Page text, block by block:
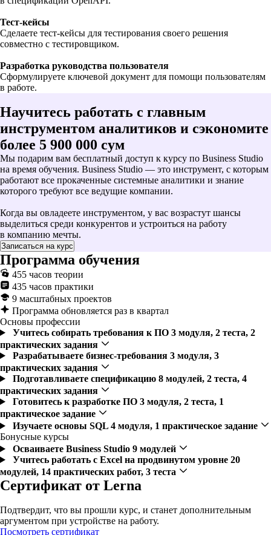
Тест-кейсы
Сделаете тест-кейсы для тестирования своего решения
совместно с тестировщиком.
Разработка руководства пользователя
Сформулируете ключевой документ для помощи пользователям
в работе.
Научитесь работать с главным
инструментом аналитиков и сэкономите
более 5 900 000 сум
Мы подарим вам бесплатный доступ к курсу по Business Studio
на время обучения. Business Studio — это инструмент, с которым
работают все прокаченные системные аналитики и знание
которого требуют все ведущие компании.
Когда вы овладеете инструментом, у вас возрастут шансы
выделиться среди конкурентов и устроиться на работу
в компанию мечты.
Записаться на курс
Программа обучения
455 часов теории
435 часов практики
9 масштабных проектов
Программа обновляется раз в квартал
Основы профессии
Учитесь собирать требования к ПО 3 модуля, 2 теста, 2
практических задания
Разрабатываете бизнес-требования 3 модуля, 3
практических задания
Подготавливаете спецификацию 8 модулей, 2 теста, 4
практических задания
Готовитесь к разработке ПО 3 модуля, 2 теста, 1
практическое задание
Изучаете основы SQL 4 модуля, 1 практическое задание
Бонусные курсы
Осваиваете Business Studio 9 модулей
Учитесь работать с Excel на продвинутом уровне 20
модулей, 14 практических работ, 3 теста
Сертификат от Lerna
Подтвердит, что вы прошли курс, и станет дополнительным
аргументом при устройстве на работу.
Посмотреть сертификат